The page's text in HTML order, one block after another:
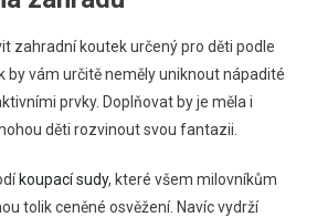
zahradní koutek určený pro děti podle
by vám určitě neměly uniknout nápadité
prvky. Doplňovat by je měla i
děti rozvinout svou fantazii.
koupací sudy, které všem milovníkům
tolik ceněné osvěžení. Navíc vydrží